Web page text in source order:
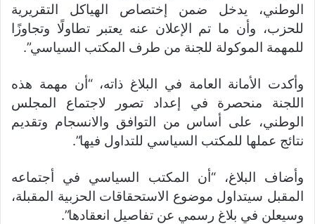
الوطني، يدخل ضمن إختصاص الهياكل التقريرية
للحزب، وأن ما تم الإعلان عنه يعتبر تطاولًا وتجاوزًا
للمهمة الموكولة للجنة من طرف المكتب السياسي”.
وأكدت الأمانة العامة في البلاغ ذاته، “أن مهمة هذه
اللجنة منحصرة في إعداد تصور لاجتماع المجلس
الوطني، على أساس من التوافق والانسجام وتقديم
نتائج عملها للمكتب السياسي للتداول فيها”.
وأضاف البلاغ، “أن المكتب السياسي في أجتماعه
المقبل سيتداول موضوع الاستحقاقات الحزبية المقبلة،
وسيعلن في بلاغ رسمي عن تفاصيل انعقادها”.